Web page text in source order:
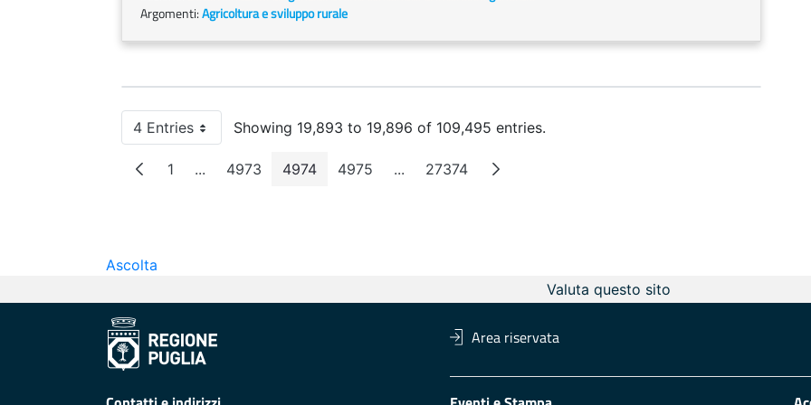
Argomenti:Agricoltura e sviluppo rurale
4 EntriesPer PageShowing 19,893 to 19,896 of 109,495 entries.
Page
1 ...Intermediate Pages
Page
4973 Page
4974 Page
4975 ...Intermediate Pages
Page
27374
Ascolta
Valuta questo sito
Area riservata